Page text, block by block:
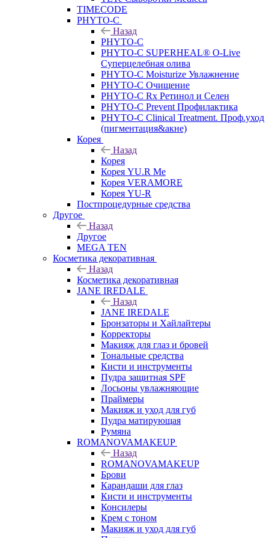
TIMECODE
PHYTO-C
Назад
PHYTO-C
PHYTO-C SUPERHEAL® O-Live
Суперцелебная олива
PHYTO-C Moisturize Увлажнение
PHYTO-C Очищение
PHYTO-C Rx Ретинол и Селен
PHYTO-C Prevent Профилактика
PHYTO-C Clinical Treatment. Проф.уход
(пигментация&акне)
Корея
Назад
Корея
Корея YU.R Me
Корея VERAMORE
Корея YU-R
Постпроцедурные средства
Другое
Назад
Другое
MEGA TEN
Косметика декоративная
Назад
Косметика декоративная
JANE IREDALE
Назад
JANE IREDALE
Бронзаторы и Хайлайтеры
Корректоры
Макияж для глаз и бровей
Тональные средства
Кисти и инструменты
Пудра защитная SPF
Лосьоны увлажняющие
Праймеры
Макияж и уход для губ
Пудра матирующая
Румяна
ROMANOVAMAKEUP
Назад
ROMANOVAMAKEUP
Брови
Карандаши для глаз
Кисти и инструменты
Консилеры
Крем с тоном
Макияж и уход для губ